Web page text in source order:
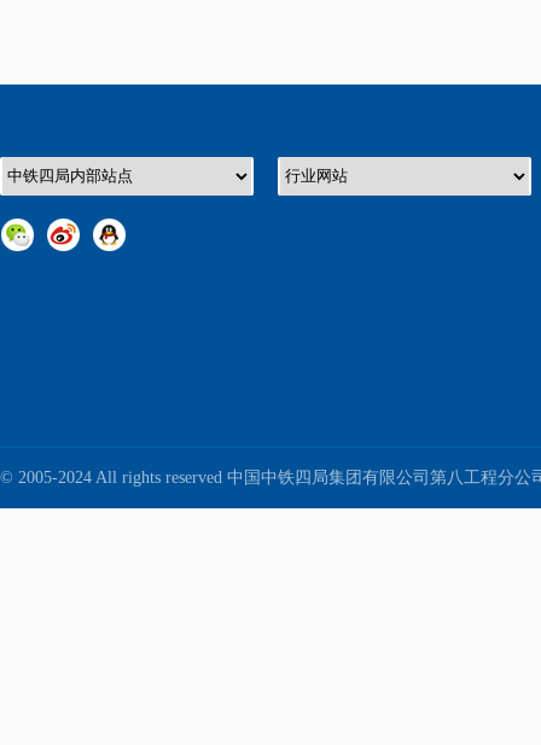
© 2005-2024 All rights reserved 中国中铁四局集团有限公司第八工程分